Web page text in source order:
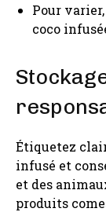
Pour
coco
Étiquetez
infusé et
et des
produits